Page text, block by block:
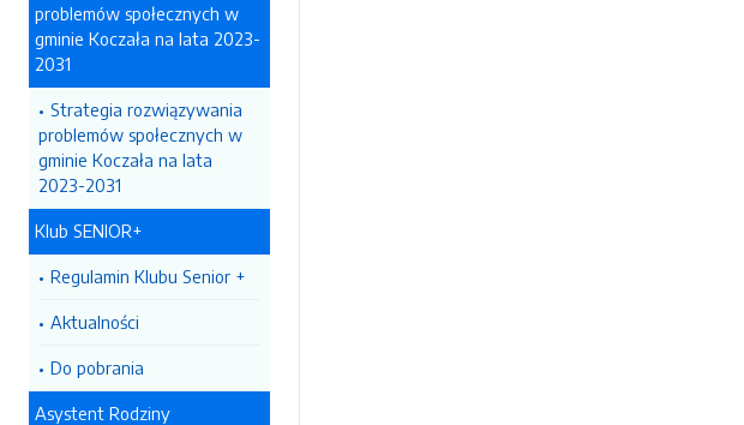
problemów społecznych w
gminie Koczała na lata 2023-
2031
Strategia rozwiązywania
problemów społecznych w
gminie Koczała na lata
2023-2031
Klub SENIOR+
Regulamin Klubu Senior +
Aktualności
Do pobrania
Asystent Rodziny